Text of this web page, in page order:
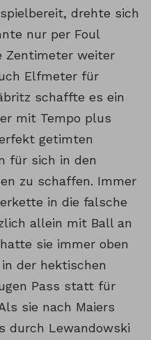
drehte sich
nur per Foul
Zentimeter weiter
Elfmeter für
schaffte es ein
mit Tempo plus
getimten
für sich in den
zu schaffen. Immer
in die falsche
allein mit Ball an
sie immer oben
der hektischen
Pass statt für
sie nach Maiers
durch Lewandowski